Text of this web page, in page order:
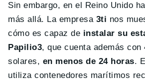
Sin embargo, en el Reino Unido
más allá. La empresa 3ti nos
cómo es capaz de instalar su
Papilio3, que cuenta además con
solares, en menos de 24 horas.
utiliza contenedores marítimos